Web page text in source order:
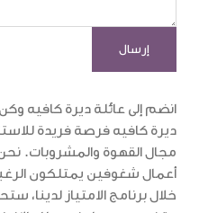
انضم إلى عائلة ديرة كافيه
ديرة كافيه فرصة فريدة
مجال القهوة والمشروبات.
أعمال شغوفين يمتلكون
خلال برنامج الامتياز